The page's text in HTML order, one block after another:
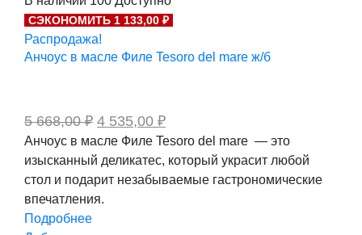
составляла
363,00 ₽.
290,00 ₽.
СЭКОНОМИТЬ 1 133,00 ₽
Распродажа!
Анчоус в масле Филе Tesoro del mare ж/б
5 668,00₽ Первоначальная
цена
составляла
5
668,00 ₽.
4 535,00 ₽Текущая
цена:
4
535,00 ₽.
Анчоус в масле Филе Tesoro del mare — это
изысканный деликатес, который украсит любой
стол и подарит незабываемые гастрономические
впечатления.
Подробнее